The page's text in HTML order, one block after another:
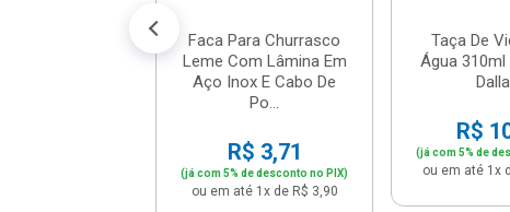
Faca Para Churrasco
Leme Com Lâmina Em
Aço Inox E Cabo De
Po...
R$ 3,71
(já com 5% de desconto no PIX)
ou em até 1x de R$ 3,90
Taça De
Água 310ml
R$
(já com 5% de
ou em até 1x